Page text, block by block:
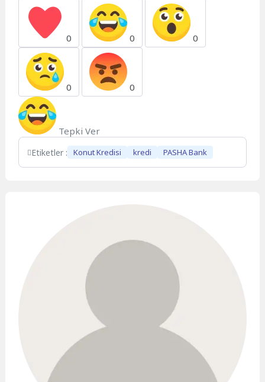
0 0 0
0 0
Tepki Ver
Etiketler : Konut Kredisi kredi PASHA Bank